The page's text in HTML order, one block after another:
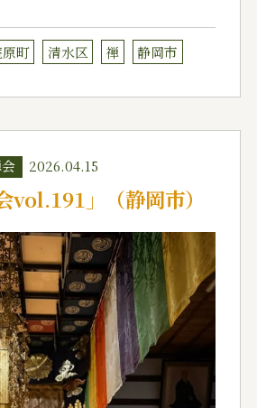
原町 清水区 禅 静岡市
2026.04.15
vol.191」（静岡市）